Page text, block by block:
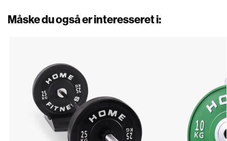
Måske du også er interesseret i: